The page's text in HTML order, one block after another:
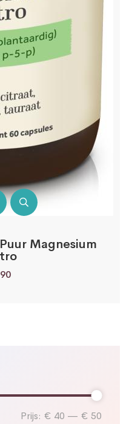
Prijs: € 40 — € 50
Magnesium